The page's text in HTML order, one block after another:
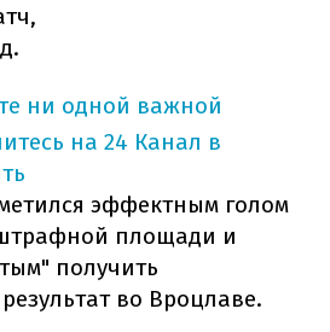
ни одной важной
на 24 Канал в
эффектным голом
площади и
получить
во Вроцлаве.